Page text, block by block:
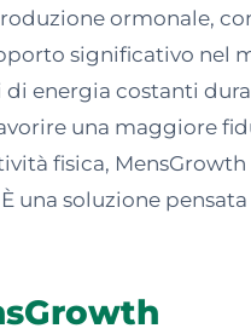
ormonale,
significativo nel
energia costanti
una maggiore
fisica,
una soluzione